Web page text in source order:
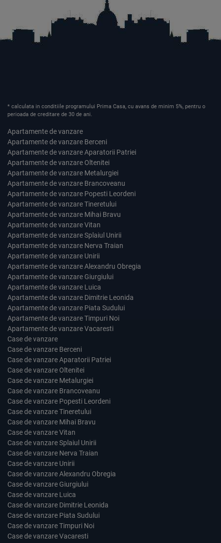
* calculata in conditiile programului Prima Casa, cu avans de minim 5%, pentru o
perioada de creditare de 30 de ani.
Apartamente de vanzare
Apartamente de vanzare Berceni
Apartamente de vanzare Aparatorii Patriei
Apartamente de vanzare Oltenitei
Apartamente de vanzare Metalurgiei
Apartamente de vanzare Brancoveanu
Apartamente de vanzare Popesti Leordeni
Apartamente de vanzare Tineretului
Apartamente de vanzare Mihai Bravu
Apartamente de vanzare Vitan
Apartamente de vanzare Splaiul Unirii
Apartamente de vanzare Nerva Traian
Apartamente de vanzare Unirii
Apartamente de vanzare Alexandru Obregia
Apartamente de vanzare Giurgiului
Apartamente de vanzare Luica
Apartamente de vanzare Dimitrie Leonida
Apartamente de vanzare Piata Sudului
Apartamente de vanzare Timpuri Noi
Apartamente de vanzare Vacaresti
Case de vanzare
Case de vanzare Berceni
Case de vanzare Aparatorii Patriei
Case de vanzare Oltenitei
Case de vanzare Metalurgiei
Case de vanzare Brancoveanu
Case de vanzare Popesti Leordeni
Case de vanzare Tineretului
Case de vanzare Mihai Bravu
Case de vanzare Vitan
Case de vanzare Splaiul Unirii
Case de vanzare Nerva Traian
Case de vanzare Unirii
Case de vanzare Alexandru Obregia
Case de vanzare Giurgiului
Case de vanzare Luica
Case de vanzare Dimitrie Leonida
Case de vanzare Piata Sudului
Case de vanzare Timpuri Noi
Case de vanzare Vacaresti